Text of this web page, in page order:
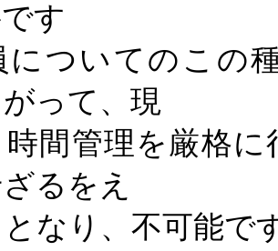
す
についてのこの
って、現
間管理を厳格
るをえ
なり、不可能で